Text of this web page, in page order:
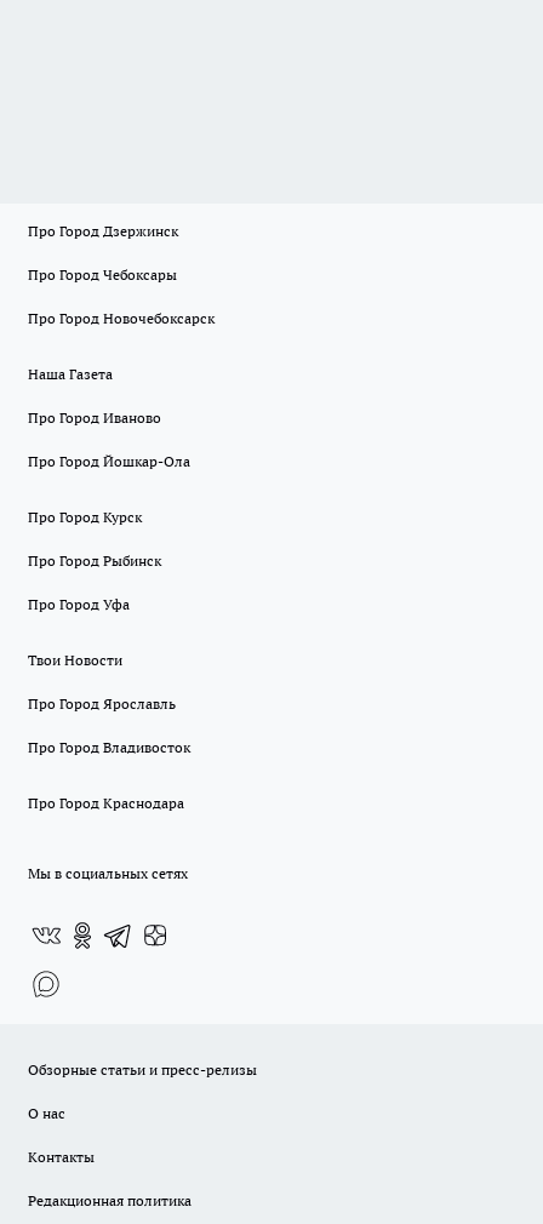
Про Город Дзержинск
Про Город Чебоксары
Про Город Новочебоксарск
Наша Газета
Про Город Иваново
Про Город Йошкар-Ола
Про Город Курск
Про Город Рыбинск
Про Город Уфа
Твои Новости
Про Город Ярославль
Про Город Владивосток
Про Город Краснодара
Мы в социальных сетях
Обзорные статьи и пресс-релизы
О нас
Контакты
Редакционная политика